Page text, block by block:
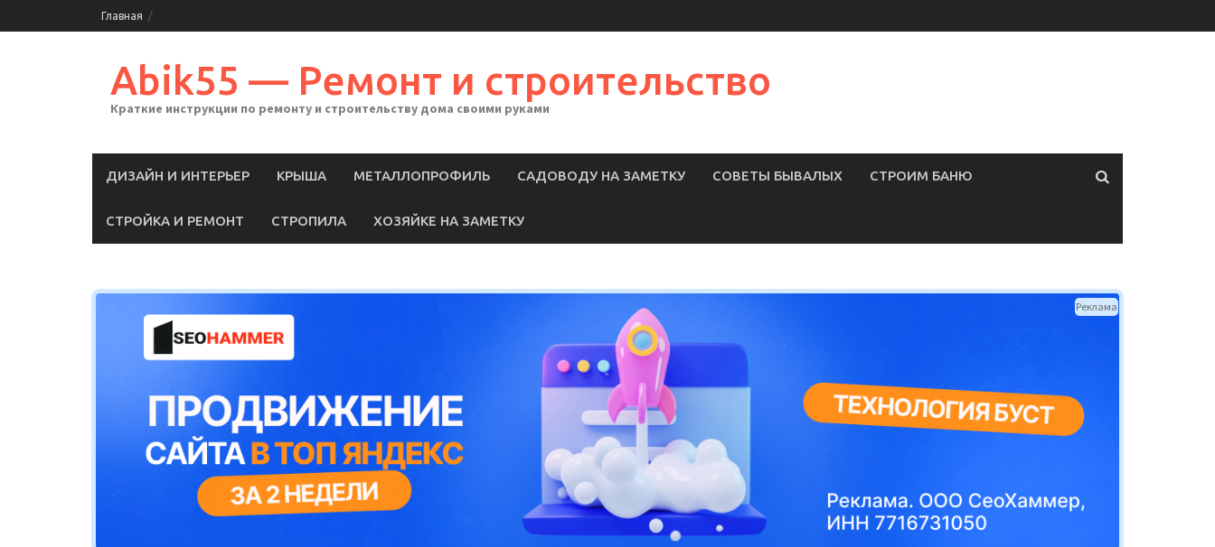
to
Главная
Abik55 — Ремонт и строительство
Краткие инструкции по ремонту и строительству дома своими руками
ДИЗАЙН И ИНТЕРЬЕР КРЫША МЕТАЛЛОПРОФИЛЬ САДОВОДУ НА ЗАМЕТКУ СОВЕТЫ БЫВАЛЫХ СТРОИМ БАНЮ
СТРОЙКА И РЕМОНТ СТРОПИЛА ХОЗЯЙКЕ НА ЗАМЕТКУ
Реклама